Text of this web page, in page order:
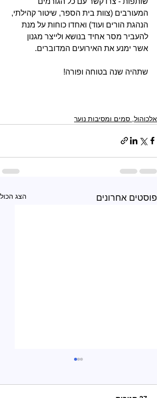
המעורבים (צוות בית הספר, שיטור קהילתי,
הנהגת הורים ועוד) ואחדו כוחות על מנת
להעביר מסר אחיד בנושא ולייצר מגנון
אשר ימנע את האירועים המדוברים.
שתהיה שנה בטוחה ופורה!
אלכוהול, סמים ומסיבות נוער
פוסטים אחרונים הצג הכול